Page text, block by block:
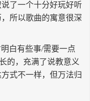
了一个十分好玩好听
所以歌曲的寓意很深
白有些事/需要一点
的，充满了说教意义
式不一样，但万法归